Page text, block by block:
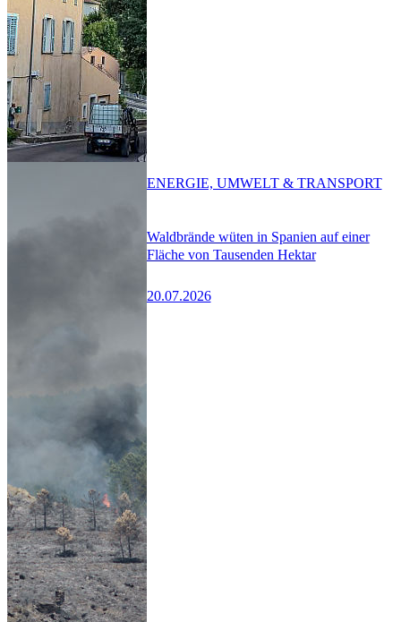
Waldbrände wüten in Spanien auf einer
Fläche von Tausenden Hektar
20.07.2026
ENERGIE, UMWELT & TRANSPORT